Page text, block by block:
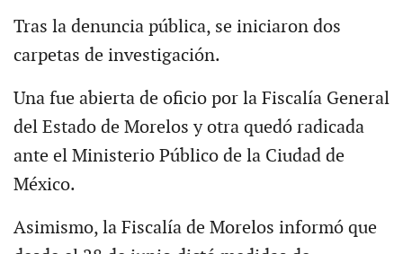
Tras la denuncia pública, se iniciaron dos
carpetas de investigación.
Una fue abierta de oficio por la Fiscalía General
del Estado de Morelos y otra quedó radicada
ante el Ministerio Público de la Ciudad de
México.
Asimismo, la Fiscalía de Morelos informó que